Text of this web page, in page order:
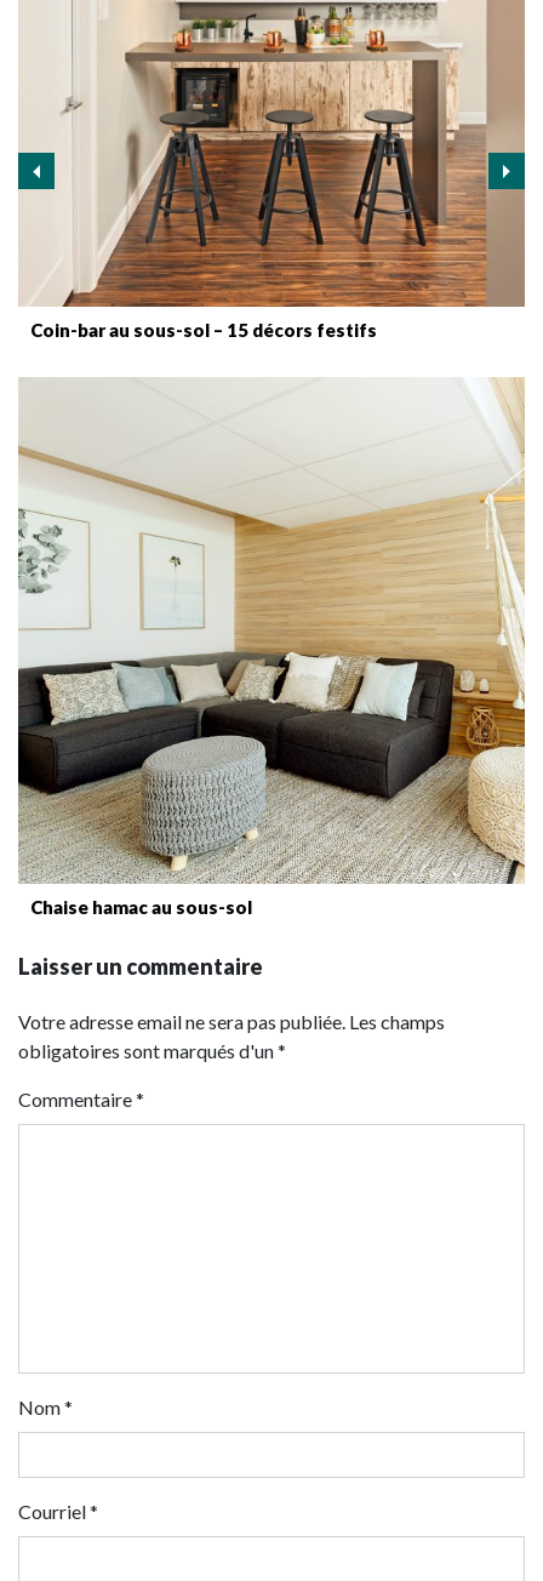
Coin-bar au sous-sol – 15 décors festifs
Chaise hamac au sous-sol
Laisser un commentaire
Votre adresse email ne sera pas publiée. Les champs
obligatoires sont marqués d'un *
Commentaire*
Nom*
Courriel*